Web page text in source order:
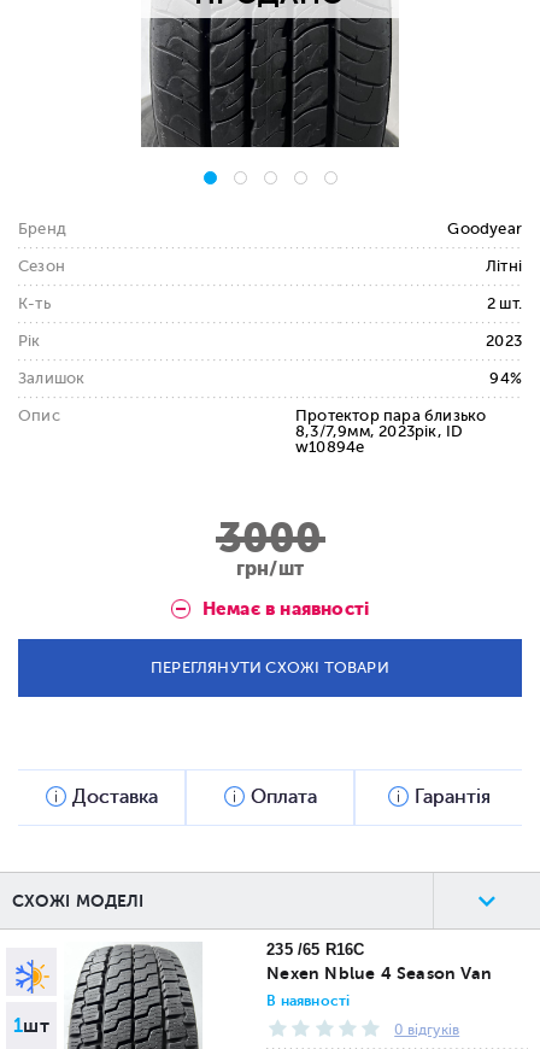
Бренд Goodyear
Сезон Літні
К-ть 2 шт.
Рік 2023
Залишок 94%
Опис
Протектор пара близько
8,3/7,9мм, 2023рік, ID
w10894e
3000
грн/шт
Немає в наявності
ПЕРЕГЛЯНУТИ СХОЖІ ТОВАРИ
Доставка Оплата Гарантія
СХОЖІ МОДЕЛІ
1шт
235 /65 R16C
Nexen Nblue 4 Season Van
В наявності
0 відгуків